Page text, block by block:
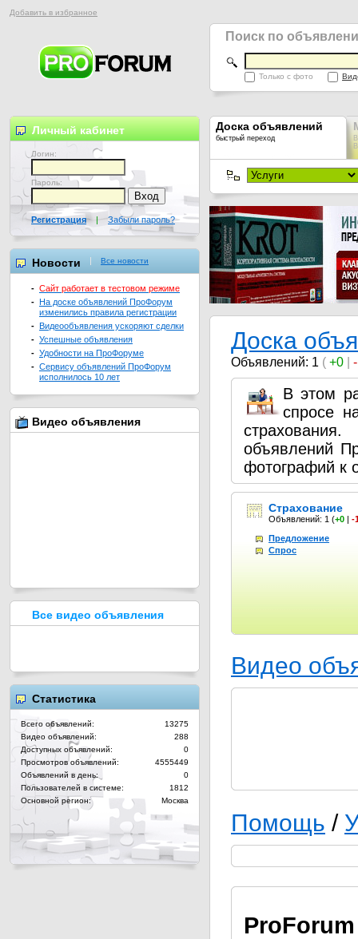
Добавить в избранное
Поиск по
Только с фото
Доска объявлений
быстрый переход
Доска
Объявлений: 1 ( +0 |
В этом
спросе
объявлений
фотографий к
Страхование
Объявлений: 1 (+0 | -
Предложение
Спрос
Видео
Помощь /
Pro
Личный кабинет
Логин:
Пароль:
Регистрация | Забыли пароль?
Новости Все новости
- Сайт работает в тестовом режиме
- На доске объявлений ПроФорум
изменились правила регистрации
- Видеообъявления ускоряют сделки
- Успешные объявления
- Удобности на ПроФоруме
- Сервису объявлений ПроФорум
исполнилось 10 лет
Видео объявления
Все видео объявления
Статистика
Всего объявлений:
13275
Видео объявлений:
288
Доступных объявлений:
0
Просмотров объявлений:
4555449
Объявлений в день:
0
Пользователей в системе:
1812
Основной регион:
Москва